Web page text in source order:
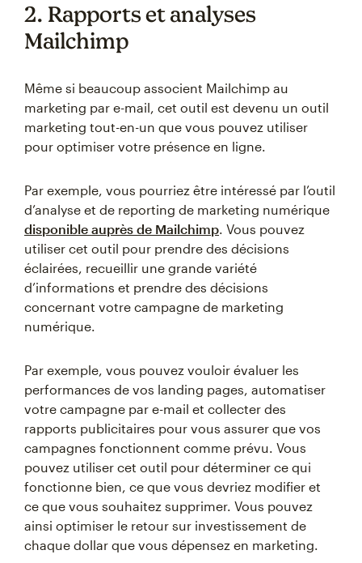
2. Rapports et analyses
Mailchimp
Même si beaucoup associent Mailchimp au
marketing par e-mail, cet outil est devenu un outil
marketing tout-en-un que vous pouvez utiliser
pour optimiser votre présence en ligne.
Par exemple, vous pourriez être intéressé par l’outil
d’analyse et de reporting de marketing numérique
disponible auprès de Mailchimp. Vous pouvez
utiliser cet outil pour prendre des décisions
éclairées, recueillir une grande variété
d’informations et prendre des décisions
concernant votre campagne de marketing
numérique.
Par exemple, vous pouvez vouloir évaluer les
performances de vos landing pages, automatiser
votre campagne par e-mail et collecter des
rapports publicitaires pour vous assurer que vos
campagnes fonctionnent comme prévu. Vous
pouvez utiliser cet outil pour déterminer ce qui
fonctionne bien, ce que vous devriez modifier et
ce que vous souhaitez supprimer. Vous pouvez
ainsi optimiser le retour sur investissement de
chaque dollar que vous dépensez en marketing.